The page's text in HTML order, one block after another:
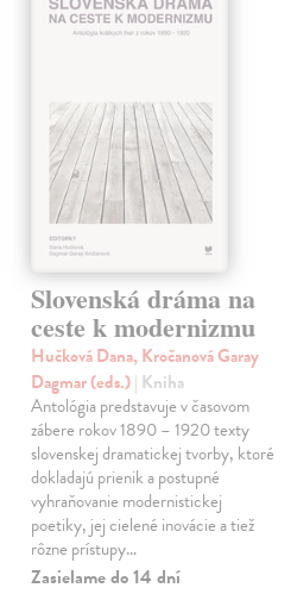
Slovenská dráma na
ceste k modernizmu
Hučková Dana, Kročanová Garay
Dagmar (eds.)| Kniha
Antológia predstavuje v časovom
zábere rokov 1890 – 1920 texty
slovenskej dramatickej tvorby, ktoré
dokladajú prienik a postupné
vyhraňovanie modernistickej
poetiky, jej cielené inovácie a tiež
rôzne prístupy…
Zasielame do 14 dní